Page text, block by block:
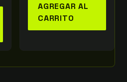
AGREGAR AL
CARRITO